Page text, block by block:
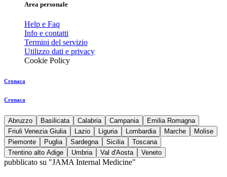
Area personale
Help e Faq
Info e contatti
Termini del servizio
Utilizzo dati e privacy
Cookie Policy
Cronaca
Cronaca
Abruzzo Basilicata Calabria Campania
Emilia Romagna
Friuli Venezia Giulia
Lazio Liguria Lombardia Marche
Molise
Piemonte
Puglia Sardegna Sicilia
Toscana
Trentino alto Adige
Umbria Val d'Aosta Veneto
pubblicato su "JAMA Internal Medicine"